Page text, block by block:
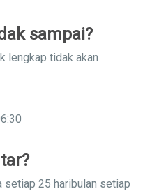
sampai?
lengkap tidak akan
setiap 25 haribulan setiap